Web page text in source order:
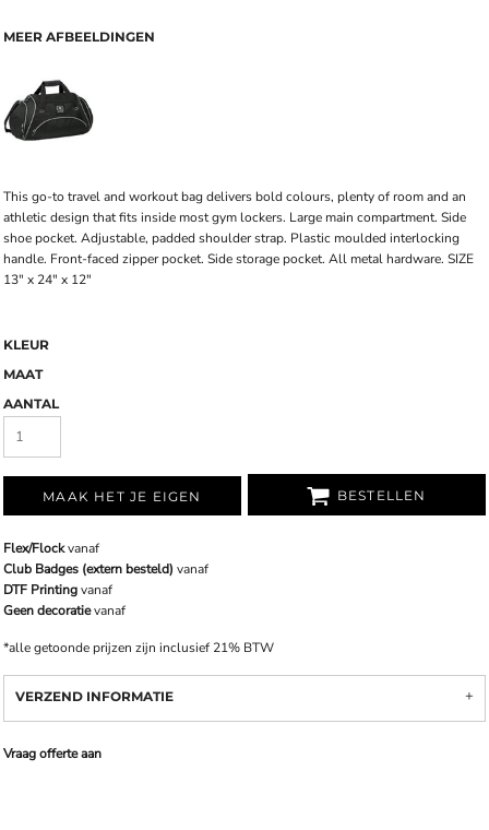
MEER AFBEELDINGEN
This go-to travel and workout bag delivers bold colours, plenty of room and an
athletic design that fits inside most gym lockers. Large main compartment. Side
shoe pocket. Adjustable, padded shoulder strap. Plastic moulded interlocking
handle. Front-faced zipper pocket. Side storage pocket. All metal hardware. SIZE
13" x 24" x 12"
KLEUR
MAAT
AANTAL
MAAK HET JE EIGEN BESTELLEN
Flex/Flockvanaf
Club Badges (extern besteld) vanaf
DTF Printingvanaf
Geen decoratievanaf
*alle getoonde prijzen zijn inclusief 21% BTW
VERZEND INFORMATIE
Vraag offerte aan